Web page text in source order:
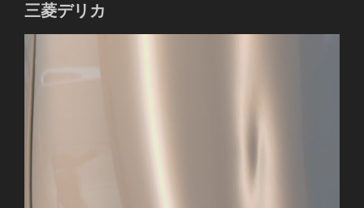
三菱デリカ